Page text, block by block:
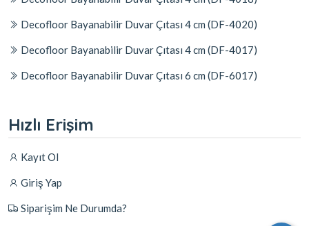
Decofloor Bayanabilir Duvar Çıtası 4 cm (DF-4020)
Decofloor Bayanabilir Duvar Çıtası 4 cm (DF-4017)
Decofloor Bayanabilir Duvar Çıtası 6 cm (DF-6017)
Hızlı Erişim
Kayıt Ol
Giriş Yap
Siparişim Ne Durumda?